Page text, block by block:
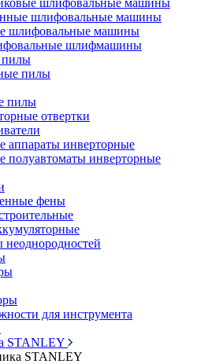
шлифовальные машины
шлифовальные машины
шлифовальные машины
шлифмашины
пилы
пилы
пилы
отвертки
аппараты инверторные
полуавтоматы инверторные
фены
неоднородностей
для инструмента
STANLEY
STANLEY